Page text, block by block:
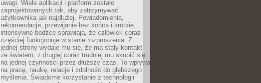
uwagi. Wiele aplikacji i platform zostało
zaprojektowanych tak, aby zatrzymywać
użytkownika jak najdłużej. Powiadomienia,
rekomendacje, przewijanie bez końca i krótkie,
intensywne bodźce sprawiają, że człowiek coraz
częściej funkcjonuje w stanie rozproszenia. Z
jednej strony wydaje mu się, że ma stały kontakt
ze światem, z drugiej coraz trudniej mu skupić się
na jednej czynności przez dłuższy czas. To wpływa
na pracę, naukę, relacje i zdolność do głębszego
myślenia. Świadome korzystanie z technologii